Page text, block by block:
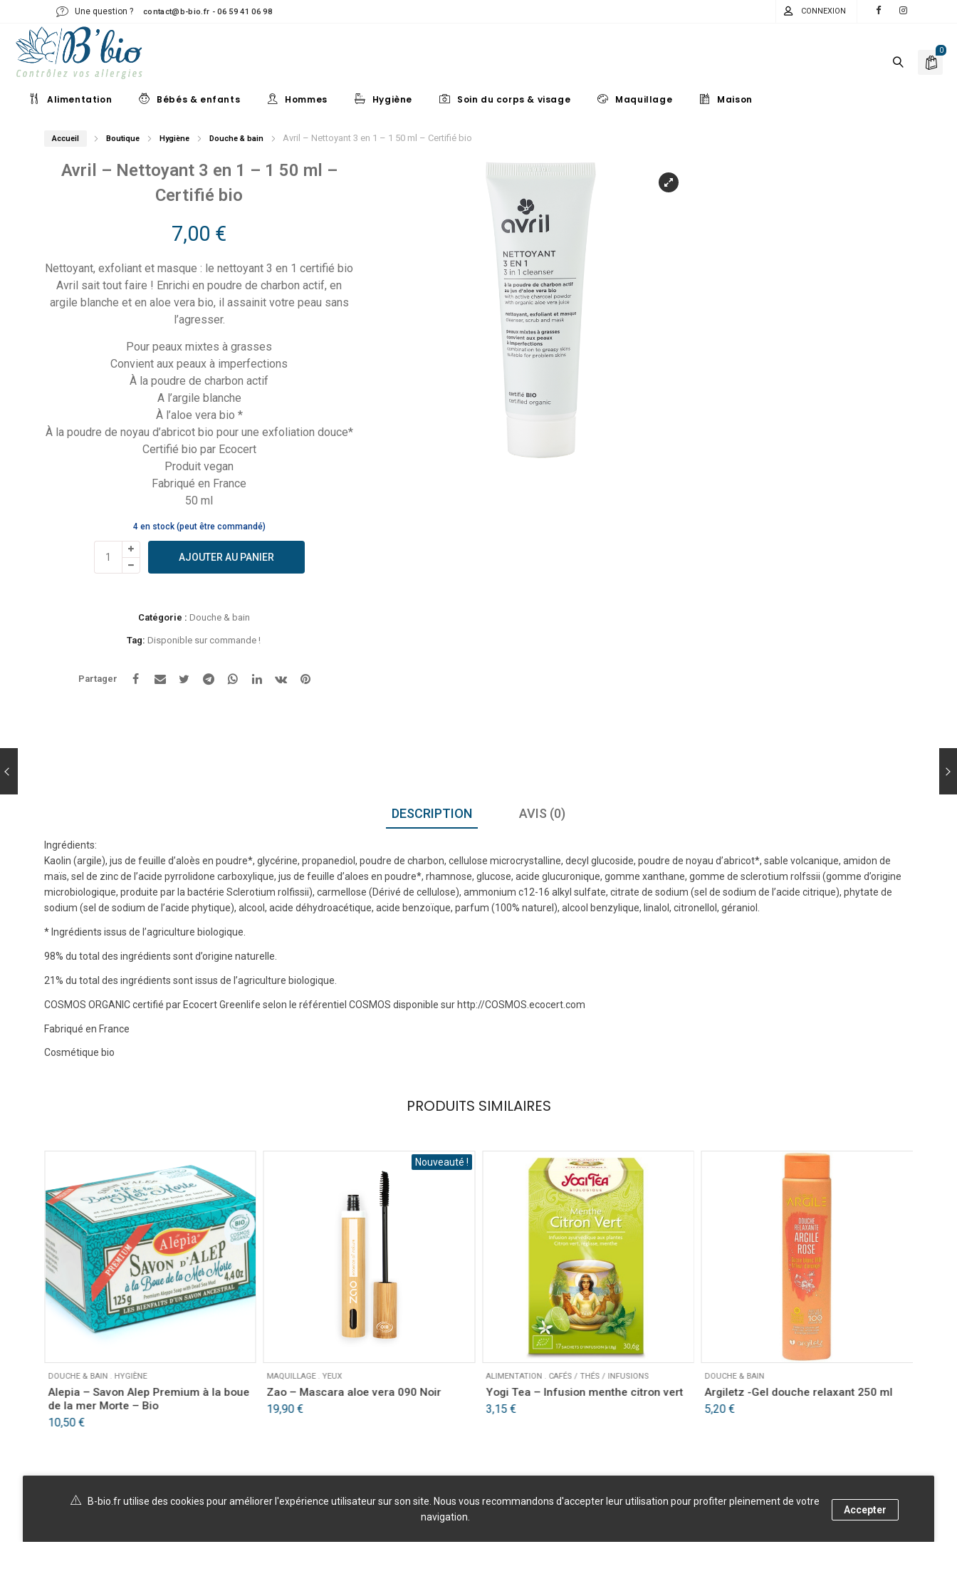
Une question ? contact@b-bio.fr - 06 59 41 06 98 CONNEXION
0
Alimentation Bébés & enfants Hommes Hygiène Soin du corps & visage Maquillage Maison
Accueil Boutique Hygiène Douche & bain Avril – Nettoyant 3 en 1 – 1 50 ml – Certifié bio
Avril – Nettoyant 3 en 1 – 1 50 ml –
Certifié bio
7,00 €
Nettoyant, exfoliant et masque : le nettoyant 3 en 1 certifié bio
Avril sait tout faire ! Enrichi en poudre de charbon actif, en
argile blanche et en aloe vera bio, il assainit votre peau sans
l’agresser.
Pour peaux mixtes à grasses
Convient aux peaux à imperfections
À la poudre de charbon actif
A l’argile blanche
À l’aloe vera bio *
À la poudre de noyau d’abricot bio pour une exfoliation douce*
Certifié bio par Ecocert
Produit vegan
Fabriqué en France
50 ml
4 en stock (peut être commandé)
quantité
de
Nettoyant
en
AJOUTER AU PANIER
Catégorie : Douche & bain
Tag: Disponible sur commande !
Partager
DESCRIPTION AVIS (0)
Ingrédients:
Kaolin (argile), jus de feuille d’aloès en poudre*, glycérine, propanediol, poudre de charbon, cellulose microcrystalline, decyl glucoside, poudre de noyau d’abricot*, sable volcanique, amidon de
maïs, sel de zinc de l’acide pyrrolidone carboxylique, jus de feuille d’aloes en poudre*, rhamnose, glucose, acide glucuronique, gomme xanthane, gomme de sclerotium rolfssii (gomme d’origine
microbiologique, produite par la bactérie Sclerotium rolfissii), carmellose (Dérivé de cellulose), ammonium c12-16 alkyl sulfate, citrate de sodium (sel de sodium de l’acide citrique), phytate de
sodium (sel de sodium de l’acide phytique), alcool, acide déhydroacétique, acide benzoïque, parfum (100% naturel), alcool benzylique, linalol, citronellol, géraniol.
* Ingrédients issus de l’agriculture biologique.
98% du total des ingrédients sont d’origine naturelle.
21% du total des ingrédients sont issus de l’agriculture biologique.
COSMOS ORGANIC certifié par Ecocert Greenlife selon le référentiel COSMOS disponible sur http://COSMOS.ecocert.com
Fabriqué en France
Cosmétique bio
PRODUITS SIMILAIRES
DOUCHE & BAIN . HYGIÈNE
Alepia – Savon Alep Premium à la boue
de la mer Morte – Bio
10,50 €
Nouveauté !
MAQUILLAGE.YEUX
Zao – Mascara aloe vera 090 Noir
19,90€
ALIMENTATION . CAFÉS / THÉS / INFUSIONS
Yogi Tea – Infusion menthe citron vert
3,15 €
DOUCHE & BAIN
Argiletz -Gel douche relaxant 250 ml
5,20€
B-bio.fr utilise des cookies pour améliorer l'expérience utilisateur sur son site. Nous vous recommandons d'accepter leur utilisation pour profiter pleinement de votre
navigation.
Accepter